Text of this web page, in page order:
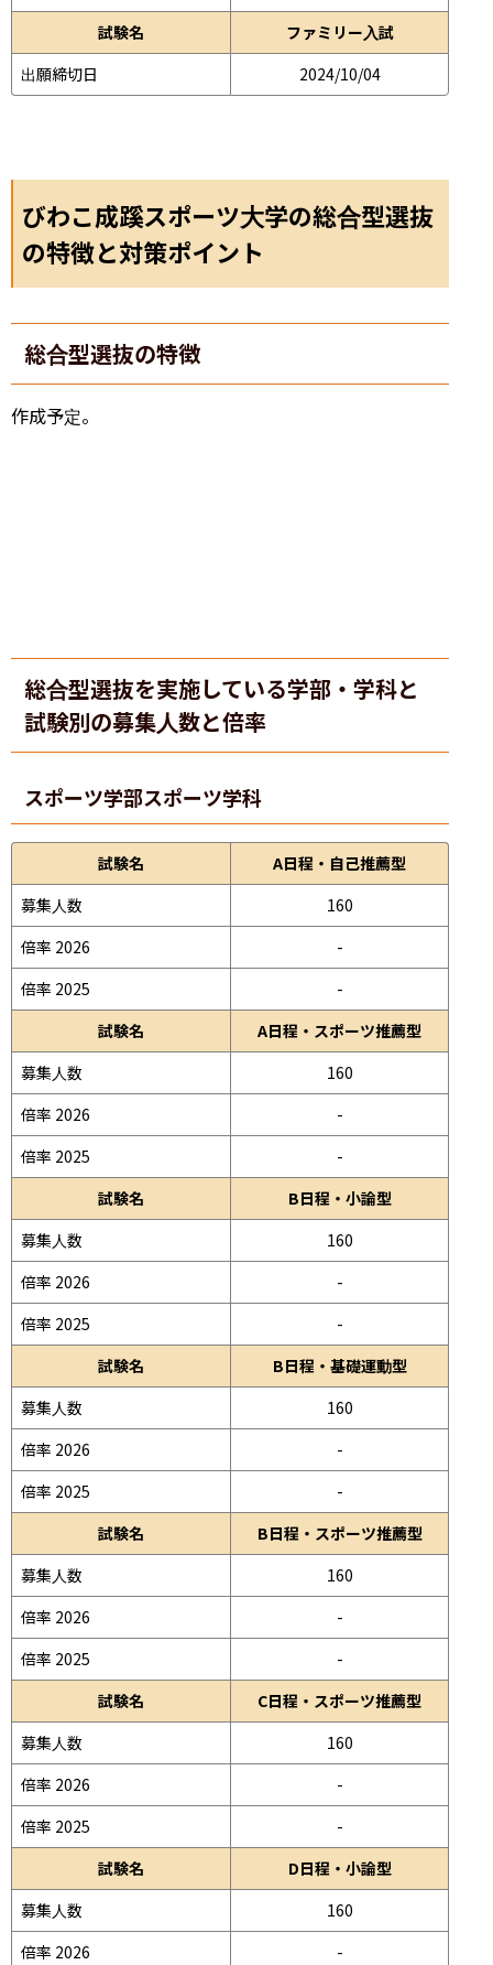
試験名
ファミリー入試
出願締切日
2024/10/04
びわこ成蹊スポーツ大学の総合型選抜
の特徴と対策ポイント
総合型選抜の特徴
作成予定。
総合型選抜を実施している学部・学科と
試験別の募集人数と倍率
スポーツ学部スポーツ学科
試験名
A日程・自己推薦型
募集人数
160
倍率 2026
-
倍率 2025
-
試験名
A日程・スポーツ推薦型
募集人数
160
倍率 2026
-
倍率 2025
-
試験名
B日程・小論型
募集人数
160
倍率 2026
-
倍率 2025
-
試験名
B日程・基礎運動型
募集人数
160
倍率 2026
-
倍率 2025
-
試験名
B日程・スポーツ推薦型
募集人数
160
倍率 2026
-
倍率 2025
-
試験名
C日程・スポーツ推薦型
募集人数
160
倍率 2026
-
倍率 2025
-
試験名
D日程・小論型
募集人数
160
倍率 2026
-